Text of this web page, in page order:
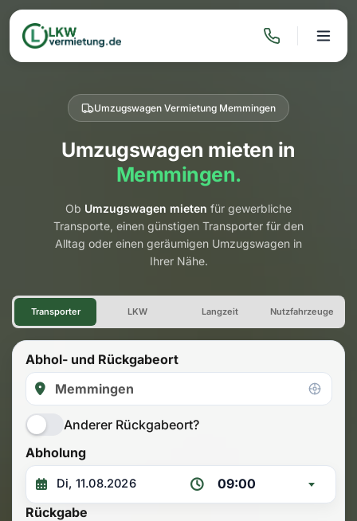
Umzugswagen Vermietung Memmingen
Umzugswagen mieten in
Memmingen.
Ob Umzugswagen mieten für gewerbliche
Transporte, einen günstigen Transporter für den
Alltag oder einen geräumigen Umzugswagen in
Ihrer Nähe.
Umzugswagen Vermietung
Transporter LKW Langzeit Nutzfahrzeuge
Abhol- und Rückgabeort
Anderer Rückgabeort?
Abholung
09:00
Rückgabe